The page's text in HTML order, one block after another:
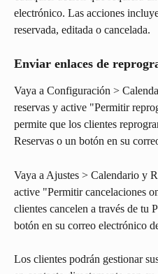
electrónico. Las acciones
reservada, editada o cancelada.
Enviar enlaces de
Vaya a Configuración >
reservas y active "Permitir
permite que los clientes
Reservas o un botón en su
Vaya a Ajustes > Calendario y
active "Permitir cancelaciones
clientes cancelen a través de tu
botón en su correo electrónico
Los clientes podrán gestionar